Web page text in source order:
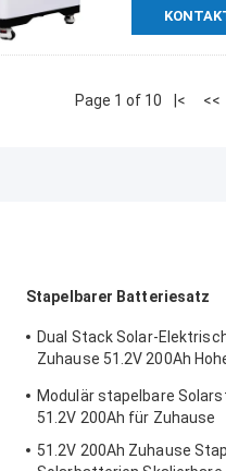
Page 1 of 10 |< <<
Stapelbarer Batteriesatz
Dual Stack Solar-
Zuhause 51.2V 200Ah
Modulär stapelbare
51.2V 200Ah für Zuhause
51.2V 200Ah Zuhause